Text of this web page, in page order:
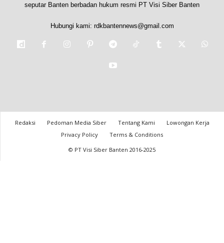
seputar Banten berbadan hukum resmi PT Visi Siber Banten
Hubungi kami: rdkbantennews@gmail.com
Redaksi Pedoman Media Siber Tentang Kami
Lowongan Kerja
Privacy Policy
Terms & Conditions
© PT Visi Siber Banten 2016-2025